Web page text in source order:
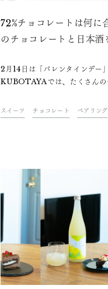
72%チョコレートは何に
のチョコレートと日本酒
2月14日は「バレンタインデー
KUBOTAYAでは、たくさんの
レートに合うお酒といえばウイ
メージされるかもしれませんが
レートと日本酒の美味しいペア
スイーツ チョコレート ペアリング